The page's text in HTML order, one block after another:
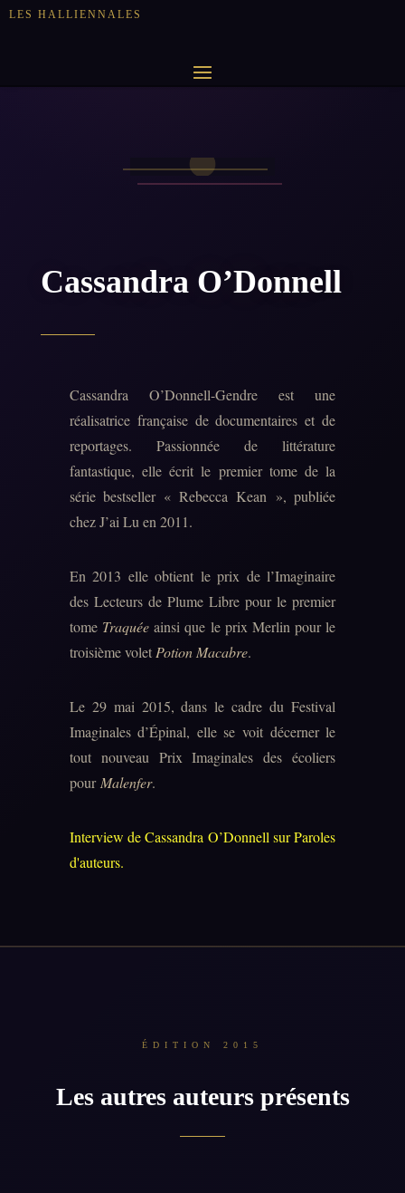
LES HALLIENNALES
Cassandra O’Donnell
Cassandra O’Donnell-Gendre est une
réalisatrice française de documentaires et de
reportages. Passionnée de littérature
fantastique, elle écrit le premier tome de la
série bestseller « Rebecca Kean », publiée
chez J’ai Lu en 2011.
En 2013 elle obtient le prix de l’Imaginaire
des Lecteurs de Plume Libre pour le premier
tome Traquéeainsi que le prix Merlin pour le
troisième volet Potion Macabre.
Le 29 mai 2015, dans le cadre du Festival
Imaginales d’Épinal, elle se voit décerner le
tout nouveau Prix Imaginales des écoliers
pour Malenfer.
Interview de Cassandra O’Donnell sur Paroles
d'auteurs.
ÉDITION 2015
Les autres auteurs présents